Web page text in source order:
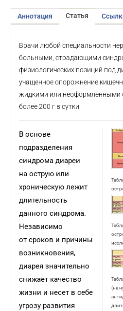
Аннотация Статья
Врачи любой специальности
больными, страдающими
физиологических позиций под
учащенное опорожнение
жидкими или неоформленными
более 200 г в сутки.
(не
В основе
подразделения
синдрома диареи
на острую или
хроническую лежит
длительность
данного синдрома.
Независимо
от сроков и причины
возникновения,
диарея значительно
снижает качество
жизни и несет в себе
угрозу развития